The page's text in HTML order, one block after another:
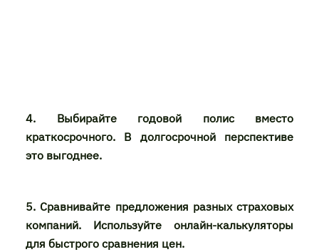
4. Выбирайте годовой полис вместо
краткосрочного. В долгосрочной перспективе
это выгоднее.
5. Сравнивайте предложения разных страховых
компаний. Используйте онлайн-калькуляторы
для быстрого сравнения цен.